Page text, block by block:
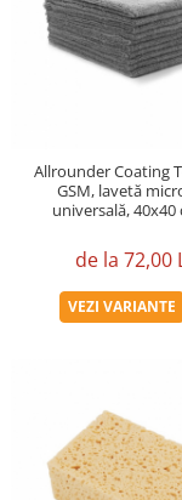
Allrounder Coating
GSM, lavetă
universală, 40x40
de la 72,00
VEZI VARIANTE